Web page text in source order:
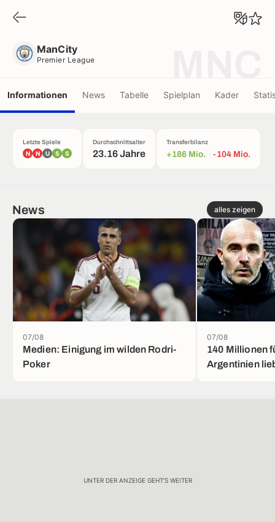
ManCity
Premier League
Informationen News Tabelle Spielplan Kader
Letzte Spiele
N N U S S
Durchschnittsalter
23.16 Jahre
Transferbilanz
+186 Mio. -104 Mio.
News alles zeigen
Medien: Einigung im wilden Rodri-
Poker
07/08
140 Millionen
Argentinien
07/08
UNTER DER ANZEIGE GEHT'S WEITER